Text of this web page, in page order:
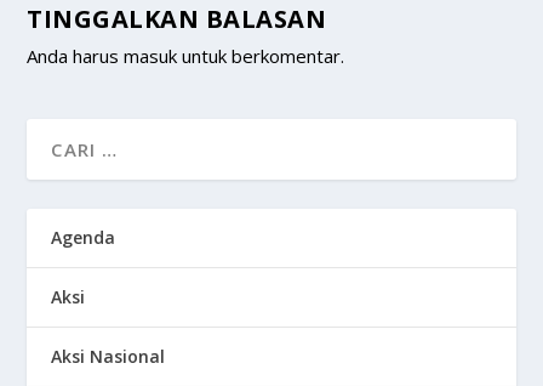
TINGGALKAN BALASAN
Anda harusmasuk untuk berkomentar.
Agenda
Aksi
Aksi Nasional